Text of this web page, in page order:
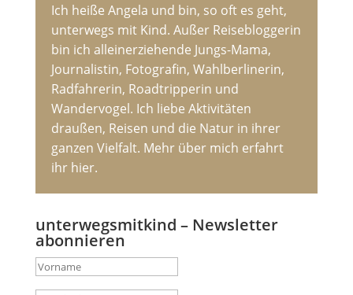
Ich heiße Angela und bin, so oft es geht,
unterwegs mit Kind. Außer Reisebloggerin
bin ich alleinerziehende Jungs-Mama,
Journalistin, Fotografin, Wahlberlinerin,
Radfahrerin, Roadtripperin und
Wandervogel. Ich liebe Aktivitäten
draußen, Reisen und die Natur in ihrer
ganzen Vielfalt. Mehr über mich erfahrt
ihr hier.
unterwegsmitkind – Newsletter
abonnieren